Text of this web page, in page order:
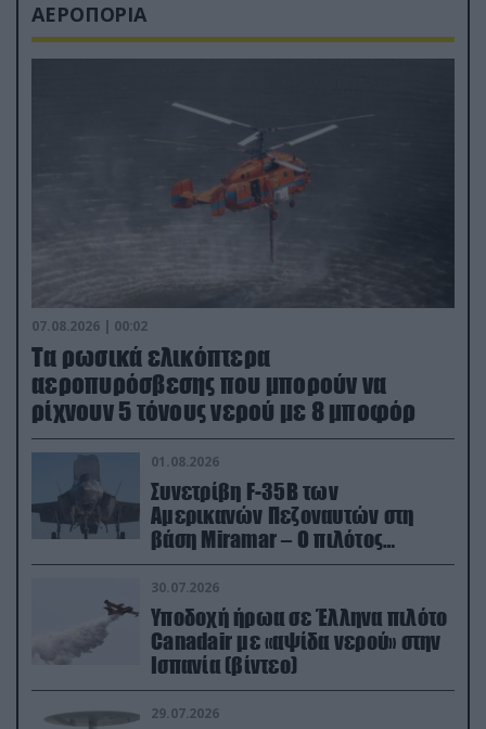
ΑΕΡΟΠΟΡΙΑ
07.08.2026 | 00:02
Τα ρωσικά ελικόπτερα
αεροπυρόσβεσης που μπορούν να
ρίχνουν 5 τόνους νερού με 8 μποφόρ
01.08.2026
Συνετρίβη F-35B των
Αμερικανών Πεζοναυτών στη
βάση Miramar – Ο πιλότος
εκτινάχθηκε εγκαίρως
30.07.2026
Υποδοχή ήρωα σε Έλληνα πιλότο
Canadair με «αψίδα νερού» στην
Ισπανία (βίντεο)
29.07.2026